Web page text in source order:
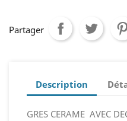
Partager
Description
GRES CERAME AVEC